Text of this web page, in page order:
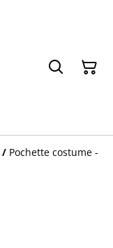
/ Pochette costume -